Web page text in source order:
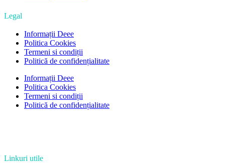
Legal
Informații Deee
Politica Cookies
Termeni si condiții
Politică de confidențialitate
Informații Deee
Politica Cookies
Termeni si condiții
Politică de confidențialitate
Linkuri utile